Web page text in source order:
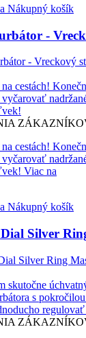
Nákupný košík
-
cestách!
cestách!
Viac na
Nákupný košík
Dial Silver
skutočne
s